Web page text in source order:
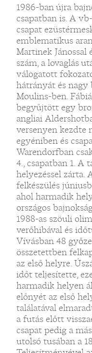
1986-ban újra
csapatban is. A
csapat
emblematikus
Martinek Jánossal
szám, a lovaglás
válogatott
hátrányát és
Moulins-ben.
begyűjtött egy
angliai
versenyen kezdte
egyéniben és
Warendorfban
4., csapatban 1. A
helyezéssel zárta.
felkészülés
ahol harmadik
országos
1988-as szöuli
verőhibával és
Vívásban 48
összetettben
az első helyre.
időt teljesítette,
harmadik helyen
előnyét az első
találatával
a futás előtt
csapat pedig a
utolsó tusában a